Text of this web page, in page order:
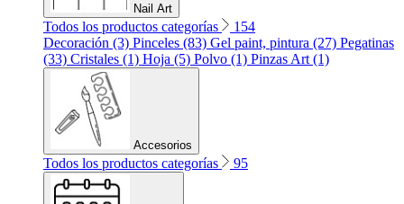
Nail Art
Todos los productos categorías
154
Decoración (3) Pinceles (83) Gel paint, pintura (27) Pegatinas
(33) Cristales (1) Hoja (5) Polvo (1) Pinzas Art (1)
Accesorios
Todos los productos categorías 95